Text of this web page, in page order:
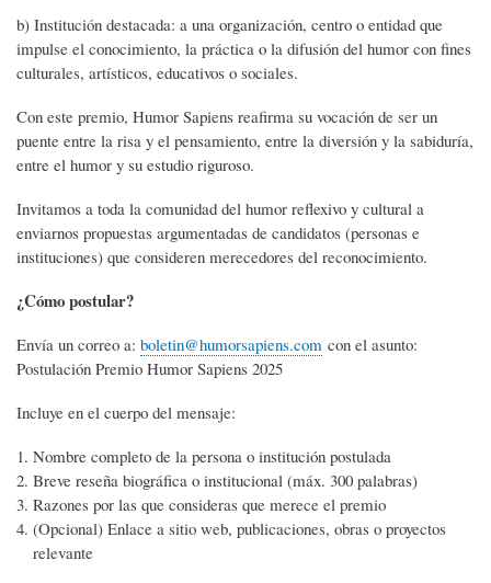
b) Institución destacada: a una organización, centro o entidad que
impulse el conocimiento, la práctica o la difusión del humor con fines
culturales, artísticos, educativos o sociales.
Con este premio, Humor Sapiens reafirma su vocación de ser un
puente entre la risa y el pensamiento, entre la diversión y la sabiduría,
entre el humor y su estudio riguroso.
Invitamos a toda la comunidad del humor reflexivo y cultural a
enviarnos propuestas argumentadas de candidatos (personas e
instituciones) que consideren merecedores del reconocimiento.
¿Cómo postular?
Envía un correo a: boletin@humorsapiens.com con el asunto:
Postulación Premio Humor Sapiens 2025
Incluye en el cuerpo del mensaje:
Nombre completo de la persona o institución postulada
Breve reseña biográfica o institucional (máx. 300 palabras)
Razones por las que consideras que merece el premio
(Opcional) Enlace a sitio web, publicaciones, obras o proyectos
relevante